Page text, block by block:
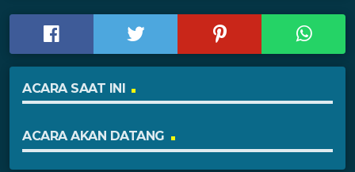
ACARA SAAT INI
ACARA AKAN DATANG